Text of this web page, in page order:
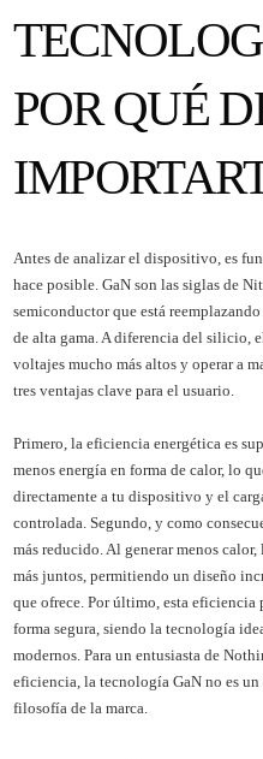
POR QUÉ
Antes de analizar el dispositivo, es
hace posible. GaN son las siglas de
semiconductor que está
de alta gama. A diferencia del silicio,
voltajes mucho más altos y operar a
tres ventajas clave para el usuario.
Primero, la eficiencia energética es
menos energía en forma de calor, lo
directamente a tu dispositivo y el
controlada. Segundo, y como
más reducido. Al generar menos
más juntos, permitiendo un diseño
que ofrece. Por último, esta eficiencia
forma segura, siendo la tecnología
modernos. Para un entusiasta de
eficiencia, la tecnología GaN no es
filosofía de la marca.